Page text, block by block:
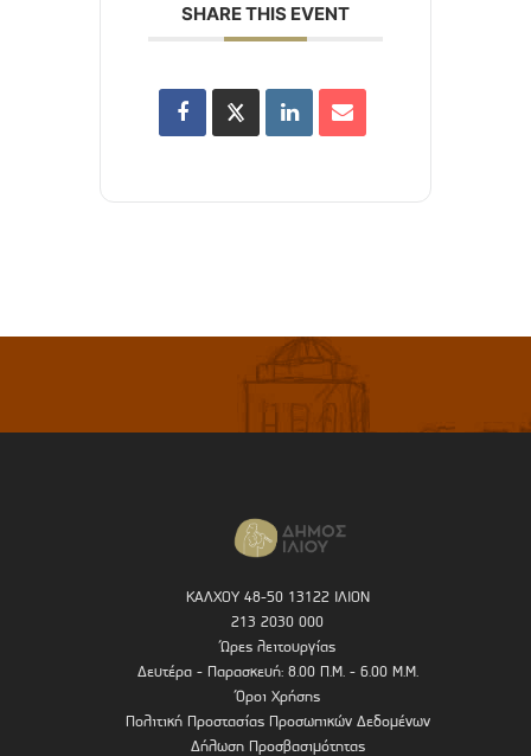
SHARE THIS EVENT
ΚΑΛΧΟΥ 48-50 13122 ΙΛΙΟΝ
213 2030 000
Ώρες λειτουργίας
Δευτέρα - Παρασκευή: 8.00 Π.Μ. - 6.00 Μ.Μ.
Όροι Χρήσης
Πολιτική Προστασίας Προσωπικών Δεδομένων
Δήλωση Προσβασιμότητας